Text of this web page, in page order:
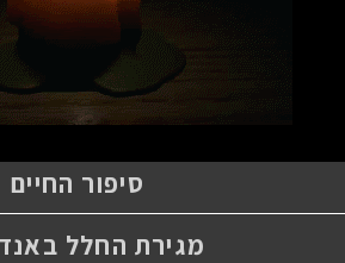
סיפור החיים
מגירת החלל